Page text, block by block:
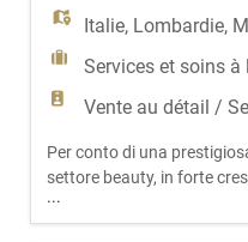
riferimento per installatori
Italie, Lombardie,
Services et soins à
Vente au détail /
Per conto di una
settore beauty, in forte
italiano, ricerchiamo un/
time da inserire
...